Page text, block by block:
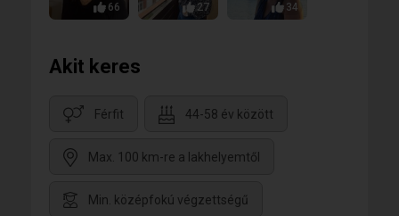
66 27 34
Akit keres
Férfit 44-58 év között
Max. 100 km-re a lakhelyemtől
Min. középfokú végzettségű